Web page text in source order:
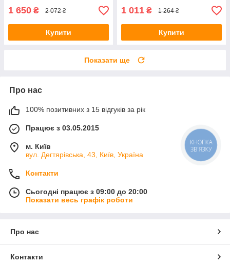
1 650 ₴ 2 072 ₴
Купити
1 011 ₴ 1 264 ₴
Купити
Показати ще
Про нас
100% позитивних з 15 відгуків за рік
Працює з 03.05.2015
м. Київ
вул. Дегтярівська, 43, Київ, Україна
Контакти
Сьогодні працює з 09:00 до 20:00
Показати весь графік роботи
Про нас
Контакти
КНОПКА
ЗВ'ЯЗКУ